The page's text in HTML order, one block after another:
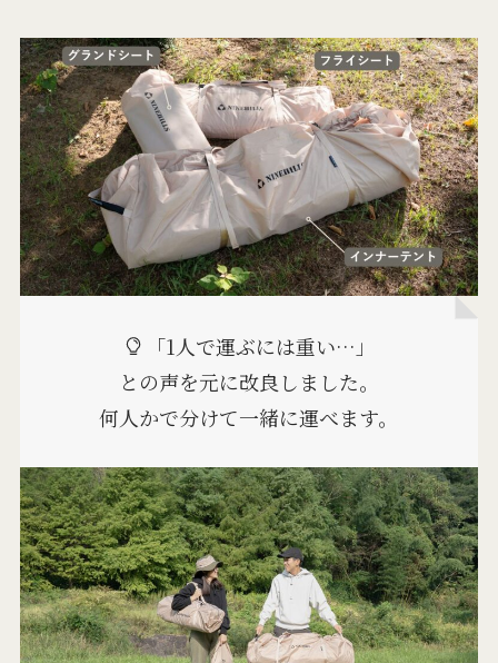
「1人で運ぶには重い…」
との声を元に改良しました。
何人かで分けて一緒に運べます。